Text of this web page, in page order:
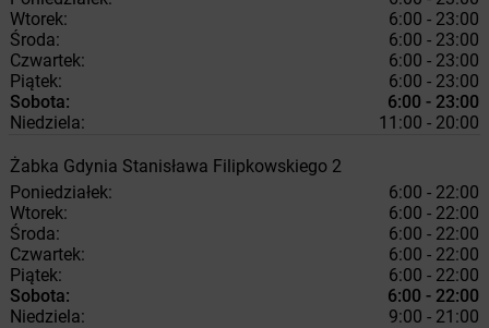
Wtorek:
6:00 - 23:00
Środa:
6:00 - 23:00
Czwartek:
6:00 - 23:00
Piątek:
6:00 - 23:00
Sobota:
6:00 - 23:00
Niedziela:
11:00 - 20:00
Żabka Gdynia Stanisława Filipkowskiego 2
Poniedziałek:
6:00 - 22:00
Wtorek:
6:00 - 22:00
Środa:
6:00 - 22:00
Czwartek:
6:00 - 22:00
Piątek:
6:00 - 22:00
Sobota:
6:00 - 22:00
Niedziela:
9:00 - 21:00